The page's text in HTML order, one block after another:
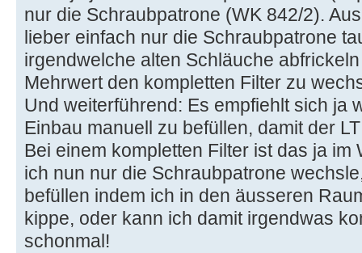
nur die Schraubpatrone (WK 842/2).
lieber einfach nur die Schraubpatrone
irgendwelche alten Schläuche
Mehrwert den kompletten Filter zu
Und weiterführend: Es empfiehlt sich ja
Einbau manuell zu befüllen, damit der
Bei einem kompletten Filter ist das ja
ich nun nur die Schraubpatrone
befüllen indem ich in den äusseren
kippe, oder kann ich damit irgendwas
schonmal!